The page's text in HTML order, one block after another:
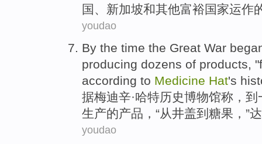
国 、 新加坡和其他富裕国家运作
youdao
By the time the Great War
producing dozens of products, "
according to Medicine Hat's
据梅迪辛·哈特历史博物馆称， 到
生产的产品 ，“从井盖到 糖果 ，”达
youdao